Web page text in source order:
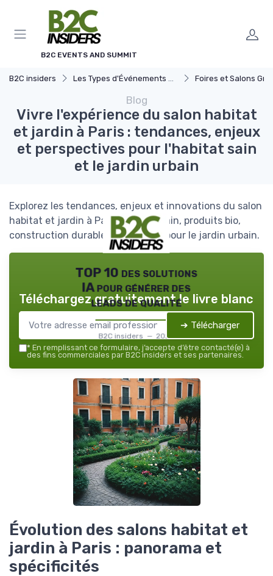
B2C EVENTS AND SUMMIT
B2C insiders Les Types d'Événements B2C Foires et Salons Grand
Blog
Vivre l'expérience du salon habitat
et jardin à Paris : tendances, enjeux
et perspectives pour l'habitat sain
et le jardin urbain
Explorez les tendances, enjeux et innovations du salon
habitat et jardin à Paris : habitat sain, produits bio,
construction durable et solutions pour le jardin urbain.
TOP 10 des solutions
IA pour générer des
leads de qualité
B2C insiders — 2026
Téléchargez gratuitement le livre blanc
➔ Télécharger
* En remplissant ce formulaire, j’accepte d’être contacté(e) à
des fins commerciales par B2C insiders et ses partenaires.
Évolution des salons habitat et
jardin à Paris : panorama et
spécificités
Panneau de gestion des cookies